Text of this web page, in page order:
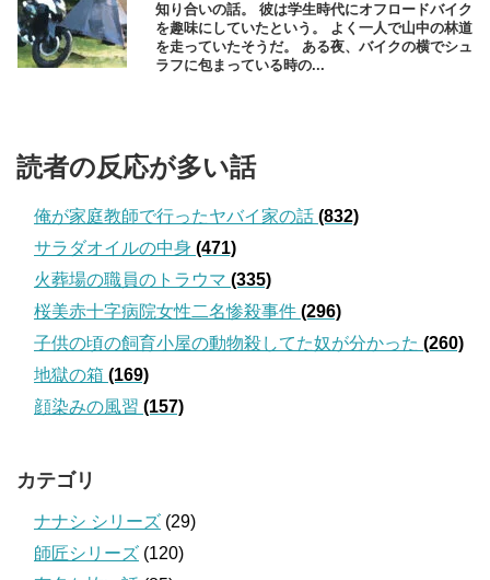
知り合いの話。 彼は学生時代にオフロードバイク
を趣味にしていたという。 よく一人で山中の林道
を走っていたそうだ。 ある夜、バイクの横でシュ
ラフに包まっている時の...
読者の反応が多い話
俺が家庭教師で行ったヤバイ家の話 (832)
サラダオイルの中身 (471)
火葬場の職員のトラウマ (335)
桜美赤十字病院女性二名惨殺事件 (296)
子供の頃の飼育小屋の動物殺してた奴が分かった (260)
地獄の箱 (169)
顔染みの風習 (157)
カテゴリ
ナナシ シリーズ (29)
師匠シリーズ (120)